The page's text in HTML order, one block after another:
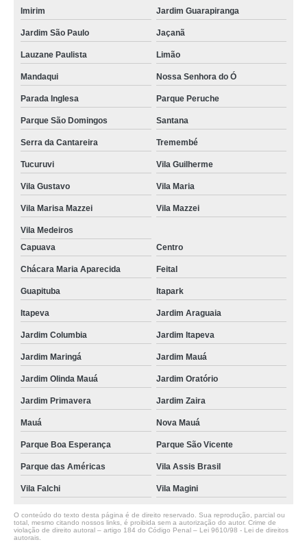
Imirim Jardim Guarapiranga
Jardim São Paulo Jaçanã
Lauzane Paulista Limão
Mandaqui Nossa Senhora do Ó
Parada Inglesa Parque Peruche
Parque São Domingos Santana
Serra da Cantareira Tremembé
Tucuruvi Vila Guilherme
Vila Gustavo Vila Maria
Vila Marisa Mazzei Vila Mazzei
Vila Medeiros
Capuava
Centro
Chácara Maria Aparecida Feital
Guapituba Itapark
Itapeva Jardim Araguaia
Jardim Columbia Jardim Itapeva
Jardim Maringá Jardim Mauá
Jardim Olinda Mauá Jardim Oratório
Jardim Primavera Jardim Zaira
Mauá Nova Mauá
Parque Boa Esperança Parque São Vicente
Parque das Américas Vila Assis Brasil
Vila Falchi Vila Magini
O conteúdo do texto desta página é de direito reservado. Sua reprodução, parcial ou
total, mesmo citando nossos links, é proibida sem a autorização do autor. Crime de
violação de direito autoral – artigo 184 do Código Penal – Lei 9610/98 - Lei de direitos
autorais